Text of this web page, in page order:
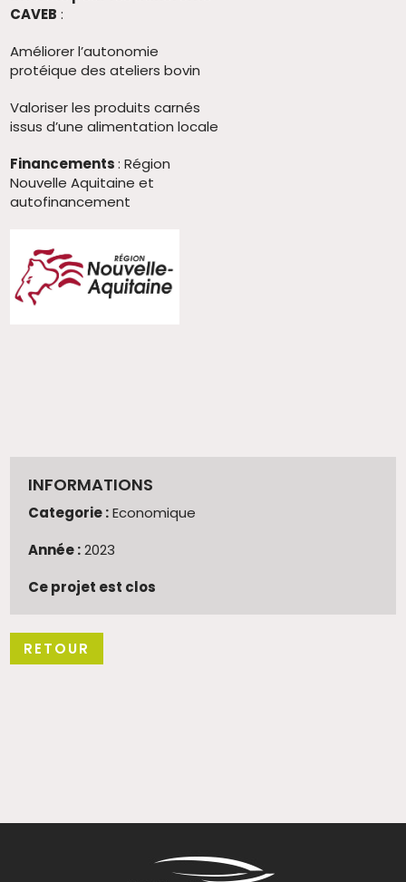
CAVEB :
Améliorer l’autonomie
protéique des ateliers bovin
Valoriser les produits carnés
issus d’une alimentation locale
Financements: Région
Nouvelle Aquitaine et
autofinancement
INFORMATIONS
Categorie :Economique
Année :2023
Ce projet est clos
RETOUR